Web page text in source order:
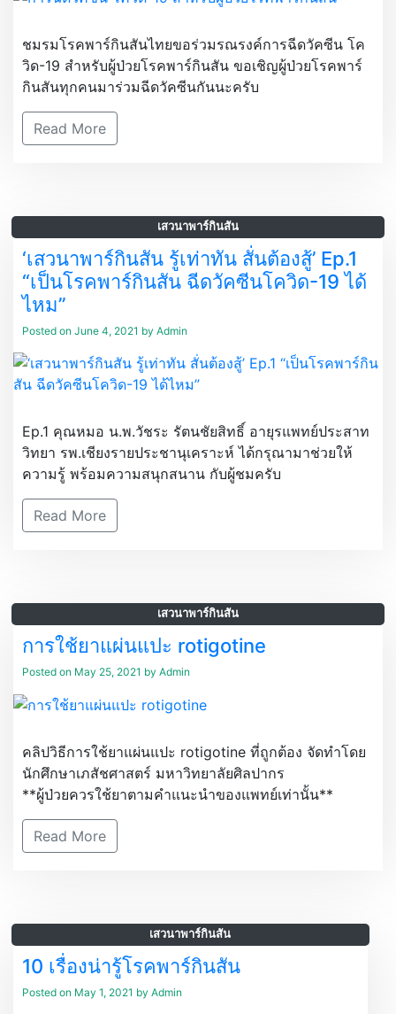
ชมรมโรคพาร์กินสันไทยขอร่วมรณรงค์การฉีดวัคซีน โค
วิด-19 สำหรับผู้ป่วยโรคพาร์กินสัน ขอเชิญผู้ป่วยโรคพาร์
กินสันทุกคนมาร่วมฉีดวัคซีนกันนะครับ
Read More
เสวนาพาร์กินสัน
‘เสวนาพาร์กินสัน รู้เท่าทัน สั่นต้องสู้’ Ep.1
“เป็นโรคพาร์กินสัน ฉีดวัคซีนโควิด-19 ได้
ไหม”
Posted on June 4, 2021 by Admin
Ep.1 คุณหมอ น.พ.วัชระ รัตนชัยสิทธิ์ อายุรแพทย์ประสาท
วิทยา รพ.เชียงรายประชานุเคราะห์ ได้กรุณามาช่วยให้
ความรู้ พร้อมความสนุกสนาน กับผู้ชมครับ
Read More
เสวนาพาร์กินสัน
การใช้ยาแผ่นแปะ rotigotine
Posted on May 25, 2021 by Admin
คลิปวิธีการใช้ยาแผ่นแปะ rotigotine ที่ถูกต้อง จัดทำโดย
นักศึกษาเภสัชศาสตร์ มหาวิทยาลัยศิลปากร
**ผู้ป่วยควรใช้ยาตามคำแนะนำของแพทย์เท่านั้น**
Read More
เสวนาพาร์กินสัน
10 เรื่องน่ารู้โรคพาร์กินสัน
Posted on May 1, 2021 by Admin